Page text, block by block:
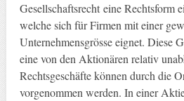
Gesellschaftsrecht eine Rechtsform
welche sich für Firmen mit einer
Unternehmensgrösse eignet. Diese
eine von den Aktionären relativ
Rechtsgeschäfte können durch die
vorgenommen werden. In einer